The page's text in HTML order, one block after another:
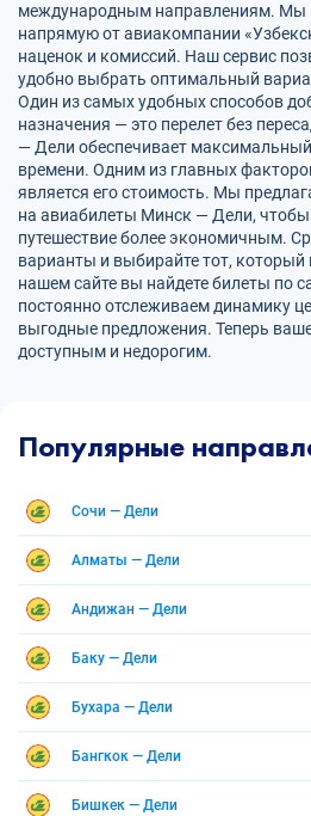
международным направлениям. Мы
напрямую от авиакомпании
наценок и комиссий. Наш сервис
удобно выбрать оптимальный
Один из самых удобных способов
назначения — это перелет без
— Дели обеспечивает
времени. Одним из главных
является его стоимость. Мы
на авиабилеты Минск — Дели,
путешествие более экономичным.
варианты и выбирайте тот,
нашем сайте вы найдете билеты по
постоянно отслеживаем динамику
выгодные предложения. Теперь
доступным и недорогим.
Популярные
Сочи — Дели
Алматы — Дели
Андижан — Дели
Баку — Дели
Бухара — Дели
Бангкок — Дели
Бишкек — Дели